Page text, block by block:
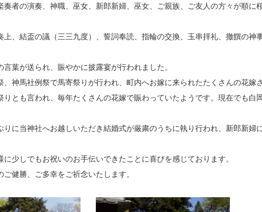
者の演奏、神職、巫女、新郎新婦、巫女、ご親族、ご友人の方々が順に
、結盃の議（三三九度）、誓詞奉読、指輪の交換、玉串拝礼、撤饌の神
葉が送られ、賑やかに披露宴が行われました。
神馬社例祭で馬寄祭りが行われ、町内へお嫁に来られたたくさんの花嫁
とも言われ、毎年たくさんの花嫁で賑わっていたようです。現在でも白
に当神社へお越しいただき結婚式が厳粛のうちに執り行われ、新郎新婦
少しでもお祝いのお手伝いできたことに喜びを感じております。
健勝、ご多幸をご祈念いたします。